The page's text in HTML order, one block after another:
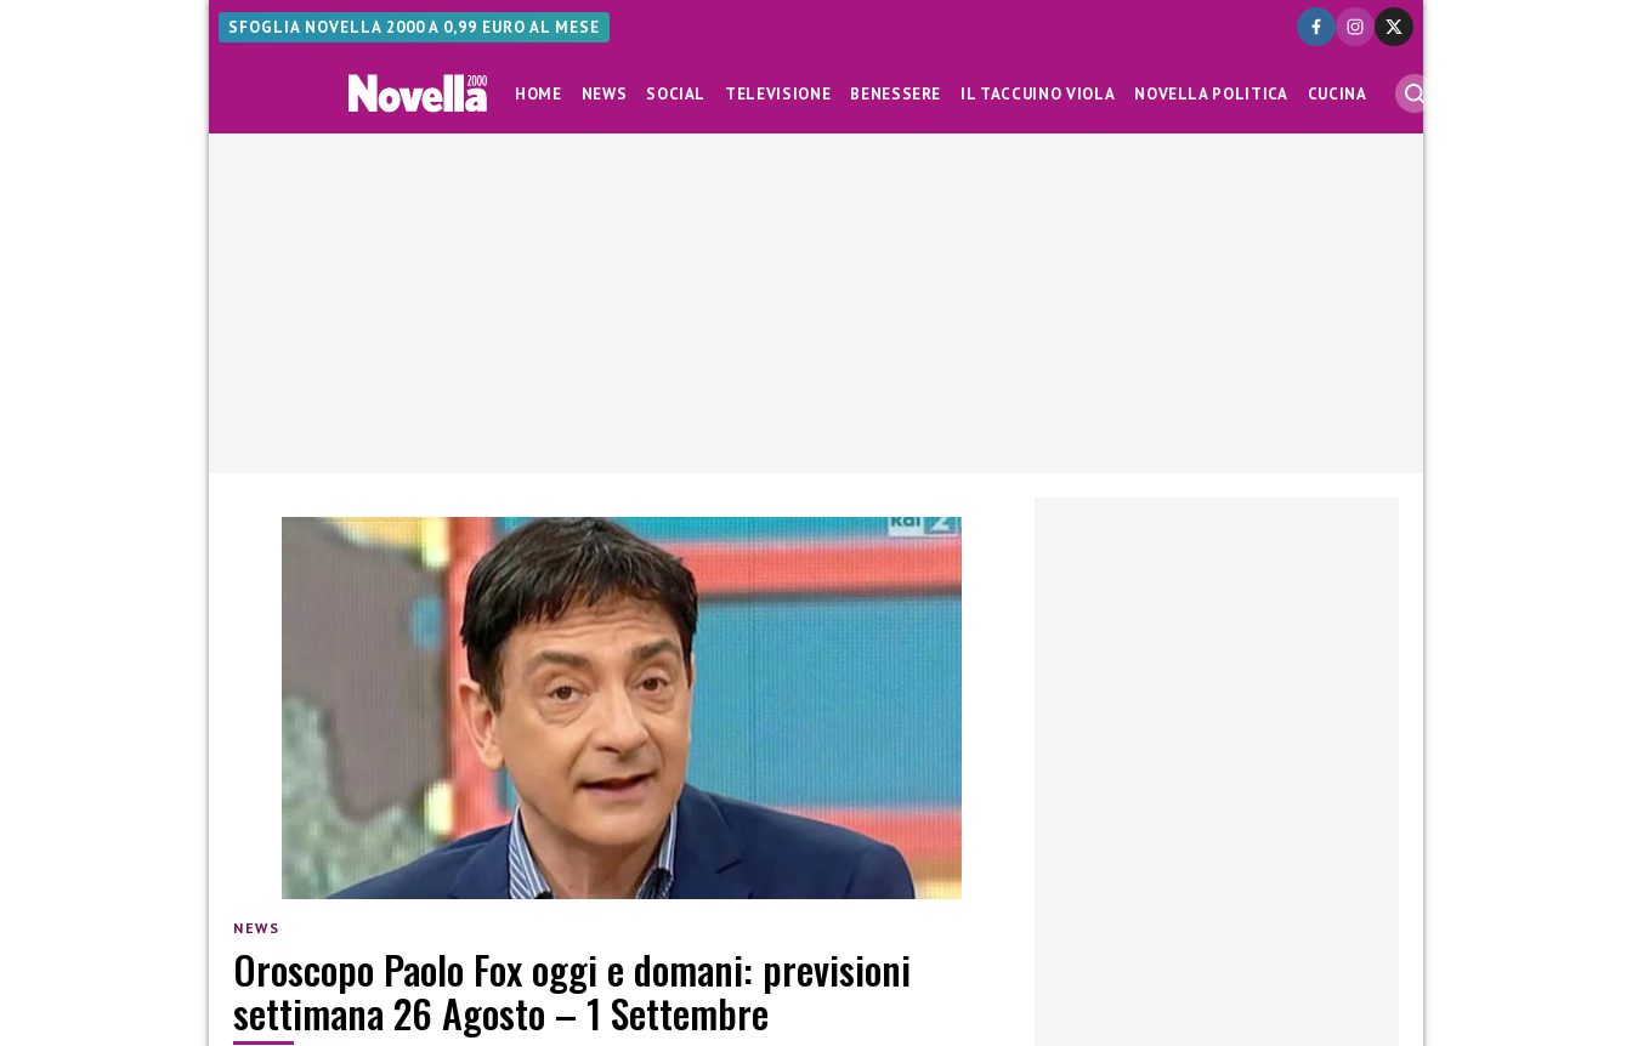
SFOGLIA NOVELLA 2000 A 0,99 EURO AL MESE
HOME NEWS SOCIAL TELEVISIONE BENESSERE IL TACCUINO VIOLA NOVELLA POLITICA CUCINA
NEWS
Oroscopo Paolo Fox oggi e domani: previsioni
settimana 26 Agosto – 1 Settembre